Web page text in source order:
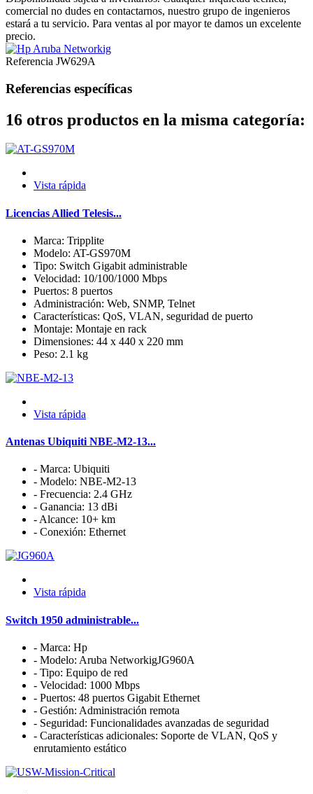
comercial no dudes en contactarnos, nuestro grupo de ingenieros
estará a tu servicio. Para ventas al por mayor te damos un excelente
precio.
Referencia JW629A
Referencias específicas
16 otros productos en la misma categoría:
Vista rápida
Licencias Allied Telesis...
Marca: Tripplite
Modelo: AT-GS970M
Tipo: Switch Gigabit administrable
Velocidad: 10/100/1000 Mbps
Puertos: 8 puertos
Administración: Web, SNMP, Telnet
Características: QoS, VLAN, seguridad de puerto
Montaje: Montaje en rack
Dimensiones: 44 x 440 x 220 mm
Peso: 2.1 kg
Vista rápida
Antenas Ubiquiti NBE-M2-13...
- Marca: Ubiquiti
- Modelo: NBE-M2-13
- Frecuencia: 2.4 GHz
- Ganancia: 13 dBi
- Alcance: 10+ km
- Conexión: Ethernet
Vista rápida
Switch 1950 administrable...
- Marca: Hp
- Modelo: Aruba NetworkigJG960A
- Tipo: Equipo de red
- Velocidad: 1000 Mbps
- Puertos: 48 puertos Gigabit Ethernet
- Gestión: Administración remota
- Seguridad: Funcionalidades avanzadas de seguridad
- Características adicionales: Soporte de VLAN, QoS y
enrutamiento estático